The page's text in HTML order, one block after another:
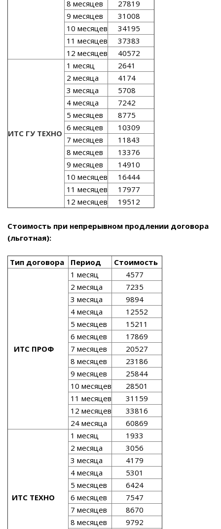
8 месяцев
27819
9 месяцев
31008
10 месяцев 34195
11 месяцев 37383
12 месяцев 40572
ИТС ГУ ТЕХНО
1 месяц
2641
2 месяца
4174
3 месяца
5708
4 месяца
7242
5 месяцев
8775
6 месяцев
10309
7 месяцев
11843
8 месяцев
13376
9 месяцев
14910
10 месяцев 16444
11 месяцев 17977
12 месяцев 19512
Стоимость при непрерывном продлении договора
(льготная):
Тип договора Период Стоимость
ИТС ПРОФ
1 месяц
4577
2 месяца
7235
3 месяца
9894
4 месяца
12552
5 месяцев
15211
6 месяцев
17869
7 месяцев
20527
8 месяцев
23186
9 месяцев
25844
10 месяцев
28501
11 месяцев
31159
12 месяцев
33816
24 месяца
60869
ИТС ТЕХНО
1 месяц
1933
2 месяца
3056
3 месяца
4179
4 месяца
5301
5 месяцев
6424
6 месяцев
7547
7 месяцев
8670
8 месяцев
9792